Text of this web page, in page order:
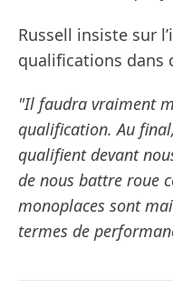
Russell insiste sur
qualifications dans
"Il faudra vraiment
qualification. Au
qualifient devant
de nous battre roue
monoplaces sont
termes de